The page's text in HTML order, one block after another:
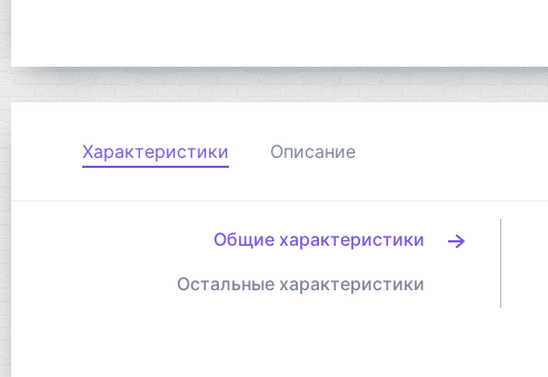
Характеристики Описание
Общие характеристики
Остальные характеристики